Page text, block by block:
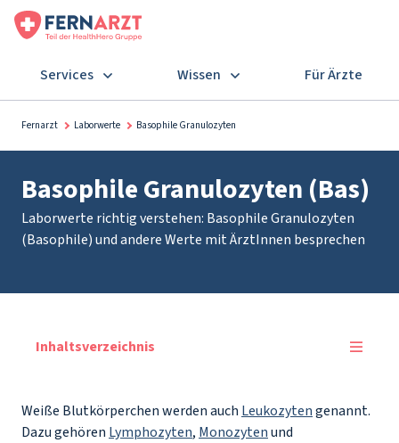
Services Wissen Für Ärzte
Fernarzt Laborwerte Basophile Granulozyten
Basophile Granulozyten (Bas)
Laborwerte richtig verstehen: Basophile Granulozyten
(Basophile) und andere Werte mit ÄrztInnen besprechen
Inhaltsverzeichnis
Weiße Blutkörperchen werden auch Leukozytengenannt.
Dazu gehören Lymphozyten, Monozytenund